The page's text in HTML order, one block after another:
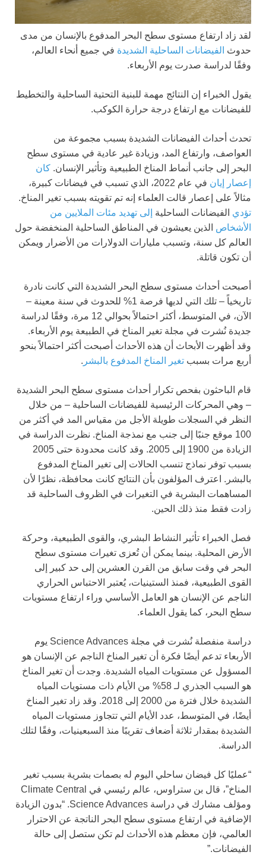
لقد زاد ارتفاع مستوى سطح البحر المدفوع بالإنسان من مدى
حدوث الفيضانات الساحلية الشديدة في جميع أنحاء العالم،
وفقًا لدراسة صدرت يوم الأربعاء.
يقول الخبراء إن النتائج مهمة للبنية التحتية الساحلية والتخطيط
للفيضانات مع ارتفاع درجة حرارة الكوكب.
تحدث أحداث الفيضانات الشديدة بسبب مجموعة من
العواصف، وارتفاع المد، وزيادة غير عادية في مستوى سطح
البحر إلى جانب أنماط المناخ الطبيعية وتأثير الإنسان. كان
إعصار إيان
في عام 2022، الذي تسبب في فيضانات كبيرة،
مثالاً على إعصار قالت العلماء إنه تم تقويته بسبب تغير المناخ.
تؤدي الفيضانات الساحلية إلى تهديد مئات الملايين من
الأشخاص الذين يعيشون في المناطق الساحلية المنخفضة حول
العالم كل سنة، وتسبب مليارات الدولارات من الأضرار ويمكن
أن تكون قاتلة.
أصبحت أحداث مستوى سطح البحر الشديدة التي كانت نادرة
تاريخياً – تلك التي لديها فرصة 1% للحدوث في سنة معينة –
الآن، في المتوسط، أكثر احتمالاً بحوالي 12 مرة، وفقًا لدراسة
جديدة نُشرت في مجلة تغير المناخ في الطبيعة يوم الأربعاء.
وقد أظهرت الأبحاث أن هذه الأحداث أصبحت أكثر احتمالاً بنحو
أربع مرات بسبب تغير المناخ المدفوع بالبشر .
قام الباحثون بفحص تكرار أحداث مستوى سطح البحر الشديدة
– وهي المحركات الرئيسية للفيضانات الساحلية – من خلال
النظر في السجلات طويلة الأجل من مقياس المد في أكثر من
100 موقع جنبًا إلى جنب مع نمذجة المناخ. نظرت الدراسة في
الزيادة من 1900 إلى 2005. وقد كانت محدودة حتى 2005
بسبب توفر نماذج تنسب الحالات إلى تغير المناخ المدفوع
بالبشر. اعترف المؤلفون بأن النتائج كانت محافظة، نظرًا لأن
المساهمات البشرية في التغيرات في الظروف الساحلية قد
زادت فقط منذ ذلك الحين.
فصل الخبراء تأثير النشاط البشري، والقوى الطبيعية، وحركة
الأرض المحلية. بينما يمكن أن تُعزى تغيرات مستوى سطح
البحر في وقت سابق من القرن العشرين إلى حد كبير إلى
القوى الطبيعية، فمنذ الستينيات، يُعتبر الاحتباس الحراري
الناجم عن الإنسان هو العامل الأساسي وراء ارتفاع مستويات
سطح البحر، كما يقول العلماء.
دراسة منفصلة نُشرت في مجلة Science Advances يوم
الأربعاء تدعم أيضًا فكرة أن تغير المناخ الناجم عن الإنسان هو
المسؤول عن مستويات المياه الشديدة. وجدت أن تغير المناخ
هو السبب الجذري لـ 58% من الأيام ذات مستويات المياه
الشديدة خلال فترة من 2000 إلى 2018. وقد زاد تغير المناخ
أيضًا، في المتوسط، عدد الأيام التي تتجاوز مستويات المياه
الشديدة بمقدار ثلاثة أضعاف تقريبًا منذ السبعينيات، وفقًا لتلك
الدراسة.
“عمليًا كل فيضان ساحلي اليوم له بصمات بشرية بسبب تغير
المناخ”، قال بن ستراوس، عالم رئيسي في Climate Central
ومؤلف مشارك في دراسة Science Advances. “بدون الزيادة
الإضافية في ارتفاع مستوى سطح البحر الناتجة عن الاحترار
العالمي، فإن معظم هذه الأحداث لم تكن ستصل إلى حالة
الفيضانات.”